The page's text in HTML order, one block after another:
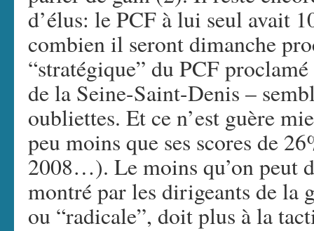
d’élus: le PCF à lui seul avait
combien il seront dimanche
“stratégique” du PCF
de la Seine-Saint-Denis –
oubliettes. Et ce n’est guère
peu moins que ses scores de
2008…). Le moins qu’on peut
montré par les dirigeants de la
ou “radicale”, doit plus à la